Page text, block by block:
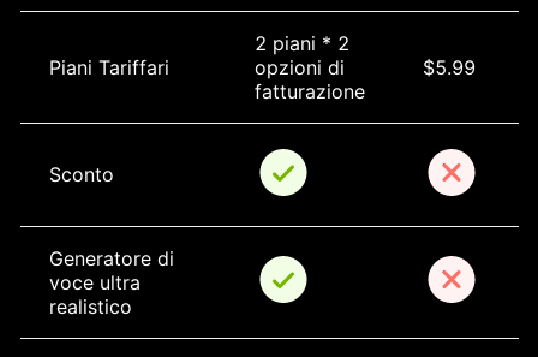
Piani Tariffari
2 piani * 2
opzioni di
fatturazione
$5.99
Sconto
Generatore di
voce ultra
realistico